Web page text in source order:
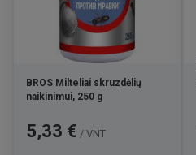
BROS Milteliai skruzdėlių
naikinimui, 250 g
Kaina
5,33 € / VNT